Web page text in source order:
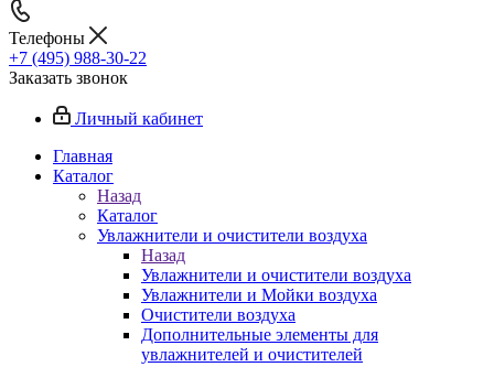
Телефоны
+7 (495) 988-30-22
Заказать звонок
Личный кабинет
Главная
Каталог
Назад
Каталог
Увлажнители и очистители воздуха
Назад
Увлажнители и очистители воздуха
Увлажнители и Мойки воздуха
Очистители воздуха
Дополнительные элементы для
увлажнителей и очистителей